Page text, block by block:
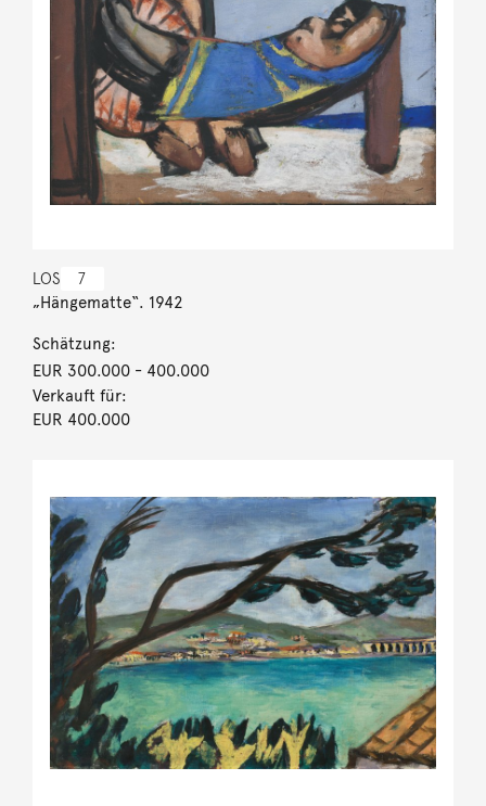
LOS 7
„Hängematte“. 1942
Schätzung:
EUR 300.000- 400.000
Verkauft für:
EUR 400.000